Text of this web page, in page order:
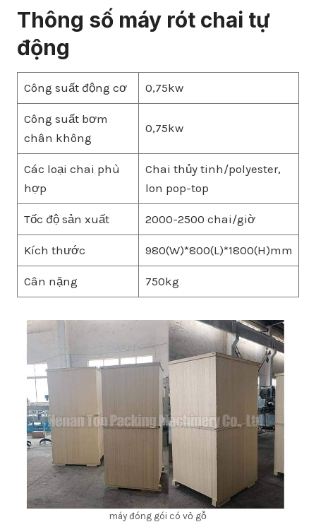
Thông số máy rót chai tự
động
Công suất động cơ 0,75kw
Công suất bơm
chân không
0,75kw
Các loại chai phù
hợp
Chai thủy tinh/polyester,
lon pop-top
Tốc độ sản xuất 2000-2500 chai/giờ
Kích thước 980(W)*800(L)*1800(H)mm
Cân nặng 750kg
máy đóng gói có vỏ gỗ